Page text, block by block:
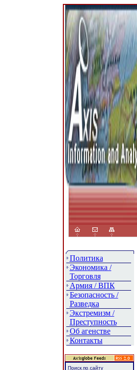
Политика
Экономика /
Торговля
Армия / ВПК
Безопасность /
Разведка
Экстремизм /
Преступность
Об агенстве
Контакты
Поиск по сайту